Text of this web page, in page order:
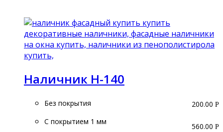
Наличник Н-140
Без покрытия
С покрытием 1 мм
200.00 Р
560.00 Р